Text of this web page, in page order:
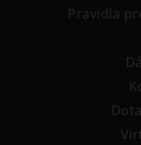
Pravidla